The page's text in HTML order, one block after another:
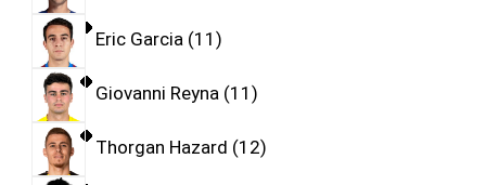
Eric Garcia 11
Giovanni Reyna 11
Thorgan Hazard 12